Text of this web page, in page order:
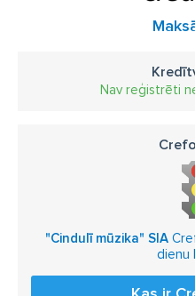
Nav reģistrēti
"Cindulī mūzika" SIA
dienu